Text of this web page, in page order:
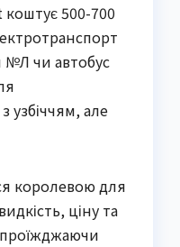
500-700
№Л чи автобус
узбіччям, але
королевою для
ціну та